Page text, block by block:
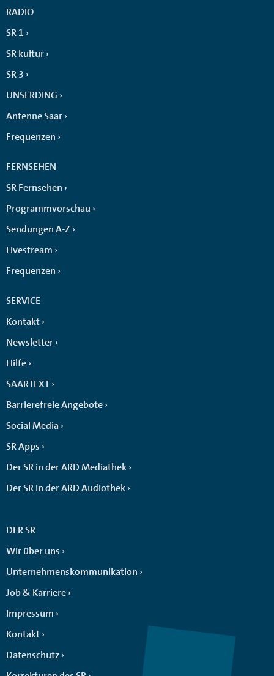
RADIO
SR 1
SR kultur
SR 3
UNSERDING
Antenne Saar
Frequenzen
FERNSEHEN
SR Fernsehen
Programmvorschau
Sendungen A-Z
Livestream
Frequenzen
SERVICE
Kontakt
Newsletter
Hilfe
SAARTEXT
Barrierefreie Angebote
Social Media
SR Apps
Der SR in der ARD Mediathek
Der SR in der ARD Audiothek
DER SR
Wir über uns
Unternehmenskommunikation
Job & Karriere
Impressum
Kontakt
Datenschutz